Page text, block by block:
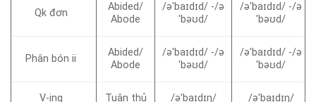
Qk đơn
Abided/
Abode
/əˈbaɪdɪd/ -/ə
ˈbəʊd/
/əˈbaɪdɪd/ -/ə
ˈbəʊd/
Phân bón ii
Abided/
Abode
/əˈbaɪdɪd/ -/ə
ˈbəʊd/
/əˈbaɪdɪd/ -/ə
ˈbəʊd/
V-ing Tuân thủ /əˈbaɪdɪŋ/ /əˈbaɪdɪŋ/